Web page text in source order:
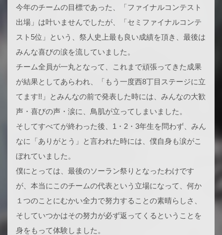
今年のチームの目標であった、「ファイナルコンテスト
出場」は叶いませんでしたが、「セミファイナルコンテ
スト5位」という、祭人史上最も良い成績を頂き、最後は
みんな喜びの涙を流していました。
チーム全員が一丸となって、これまで頑張ってきた成果
が結果としてあらわれ、「もう一度西8丁目ステージに立
てます!!」とみんなの前で発表した時には、みんなの大歓
声・喜びの声・涙に、鳥肌が立ってしまいました。
そしてすべてが終わった後、1・2・3年生を問わず、みん
なに「ありがとう」と言われた時には、僕自身も涙がこ
ぼれていました。
僕にとっては、最後のソーラン祭りとなったわけです
が、本当にこのチームの代表という立場になって、何か
１つのことにむかい全力で努力することの素晴らしさ、
そしていつかはその努力が必ず返ってくるということを
身をもって体験しました。